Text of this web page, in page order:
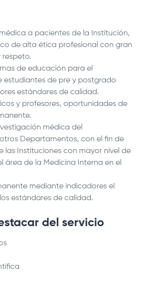
a pacientes de la Institución,
de alta ética profesional con gran
respeto.
de educación para el
estudiantes de pre y postgrado
estándares de calidad.
y profesores, oportunidades de
médica del
Departamentos, con el fin de
las Instituciones con mayor nivel de
área de la Medicina Interna en el
mediante indicadores el
estándares de calidad.
del servicio